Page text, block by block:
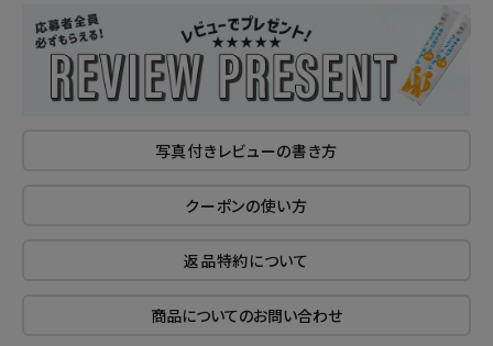
写真付きレビューの書き方
クーポンの使い方
返品特約について
商品についてのお問い合わせ